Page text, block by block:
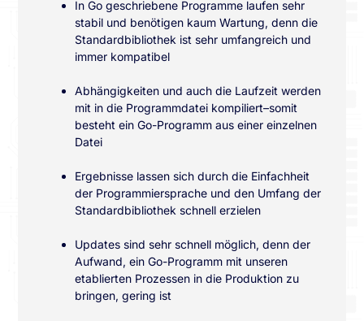
In Go geschriebene Programme laufen sehr
stabil und benötigen kaum Wartung, denn die
Standardbibliothek ist sehr umfangreich und
immer kompatibel
Abhängigkeiten und auch die Laufzeit werden
mit in die Programmdatei kompiliert–somit
besteht ein Go-Programm aus einer einzelnen
Datei
Ergebnisse lassen sich durch die Einfachheit
der Programmiersprache und den Umfang der
Standardbibliothek schnell erzielen
Updates sind sehr schnell möglich, denn der
Aufwand, ein Go-Programm mit unseren
etablierten Prozessen in die Produktion zu
bringen, gering ist